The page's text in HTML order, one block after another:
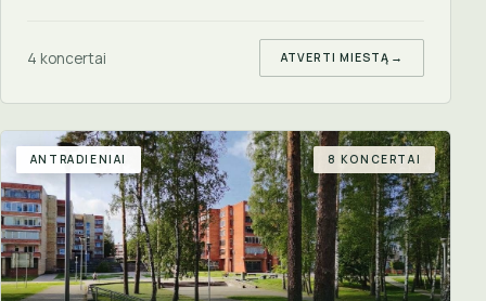
4 koncertai ATVERTI MIESTĄ →
ANTRADIENIAI 8 KONCERTAI